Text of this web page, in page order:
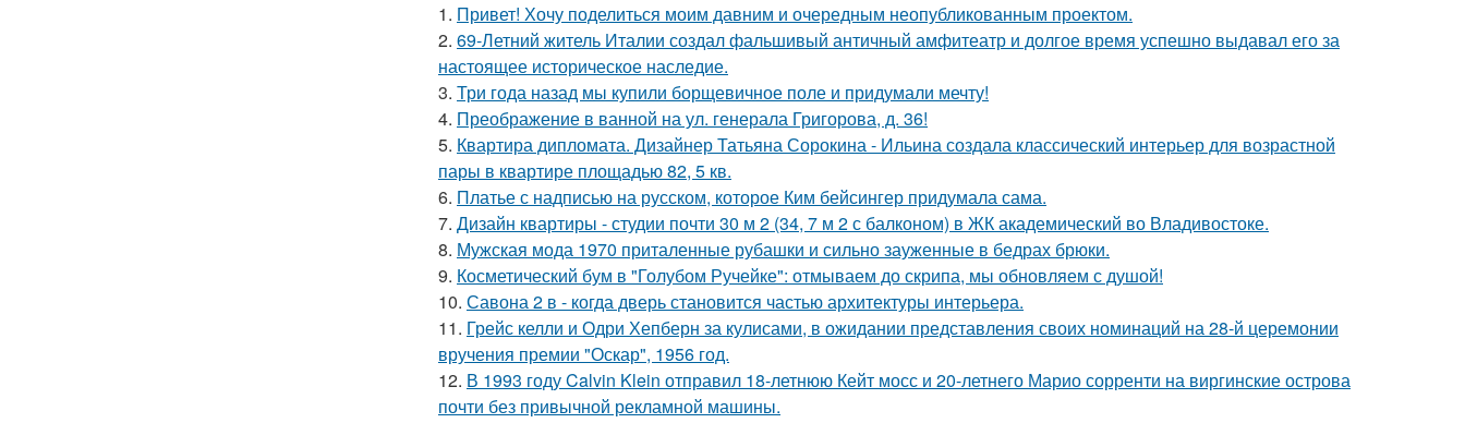
1. Привет! Хочу поделиться моим давним и очередным неопубликованным проектом.
2. 69-Летний житель Италии создал фальшивый античный амфитеатр и долгое время успешно выдавал его за
настоящее историческое наследие.
3. Три года назад мы купили борщевичное поле и придумали мечту!
4. Преображение в ванной на ул. генерала Григорова, д. 36!
5. Квартира дипломата. Дизайнер Татьяна Сорокина - Ильина создала классический интерьер для возрастной
пары в квартире площадью 82, 5 кв.
6. Платье с надписью на русском, которое Ким бейсингер придумала сама.
7. Дизайн квартиры - студии почти 30 м 2 (34, 7 м 2 с балконом) в ЖК академический во Владивостоке.
8. Мужская мода 1970 приталенные рубашки и сильно зауженные в бедрах брюки.
9. Косметический бум в "Голубом Ручейке": отмываем до скрипа, мы обновляем с душой!
10. Савона 2 в - когда дверь становится частью архитектуры интерьера.
11. Грейс келли и Одри Хепберн за кулисами, в ожидании представления своих номинаций на 28-й церемонии
вручения премии "Оскар", 1956 год.
12. В 1993 году Calvin Klein отправил 18-летнюю Кейт мосс и 20-летнего Марио сорренти на виргинские острова
почти без привычной рекламной машины.